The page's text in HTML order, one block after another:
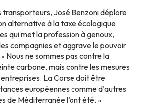
transporteurs, José Benzoni déplore
alternative à la taxe écologique
qui met la profession à genoux,
compagnies et aggrave le pouvoir
Nous ne sommes pas contre la
carbone, mais contre les mesures
La Corse doit être
européennes comme d’autres
de Méditerranée l’ont été. »